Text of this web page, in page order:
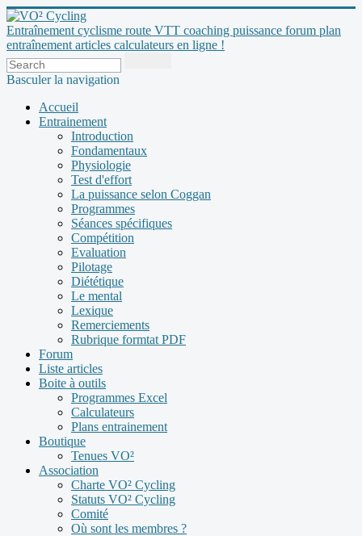
Entraînement cyclisme route VTT coaching puissance forum plan
entraînement articles calculateurs en ligne !
Basculer la navigation
Accueil
Entrainement
Introduction
Fondamentaux
Physiologie
Test d'effort
La puissance selon Coggan
Programmes
Séances spécifiques
Compétition
Evaluation
Pilotage
Diététique
Le mental
Lexique
Remerciements
Rubrique formtat PDF
Forum
Liste articles
Boite à outils
Programmes Excel
Calculateurs
Plans entrainement
Boutique
Tenues VO²
Association
Charte VO² Cycling
Statuts VO² Cycling
Comité
Où sont les membres ?